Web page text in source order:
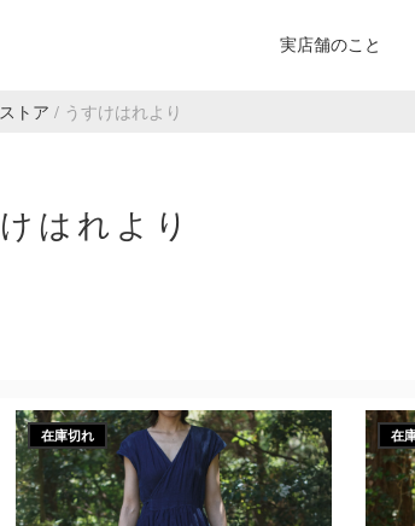
実店舗のこと
ストア / うすけはれより
はれより
在庫切れ 在